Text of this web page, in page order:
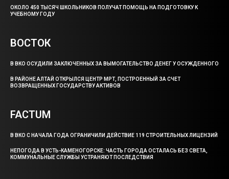
ОКОЛО 450 ТЫСЯЧ ШКОЛЬНИКОВ ПОЛУЧАТ ПОМОЩЬ НА ПОДГОТОВКУ К
УЧЕБНОМУ ГОДУ
ВОСТОК
В ВКО ОСУДИЛИ ЗАКЛЮЧЕННЫХ ЗА ВЫМОГАТЕЛЬСТВО ДЕНЕГ У ОСУЖДЕННОГО
В РАЙОНЕ АЛТАЙ ОТКРЫЛСЯ ЦЕНТР МРТ, ПОСТРОЕННЫЙ ЗА СЧЕТ
ВОЗВРАЩЕННЫХ ГОСУДАРСТВУ АКТИВОВ
FACTUM
В ВКО С НАЧАЛА ГОДА ОГРАНИЧИЛИ ДЕЙСТВИЕ 119 СТРОИТЕЛЬНЫХ ЛИЦЕНЗИЙ
НЕПОГОДА В УСТЬ-КАМЕНОГОРСКЕ: ЧАСТЬ ГОРОДА ОСТАЛАСЬ БЕЗ СВЕТА,
КОММУНАЛЬНЫЕ СЛУЖБЫ УСТРАНЯЮТ ПОСЛЕДСТВИЯ